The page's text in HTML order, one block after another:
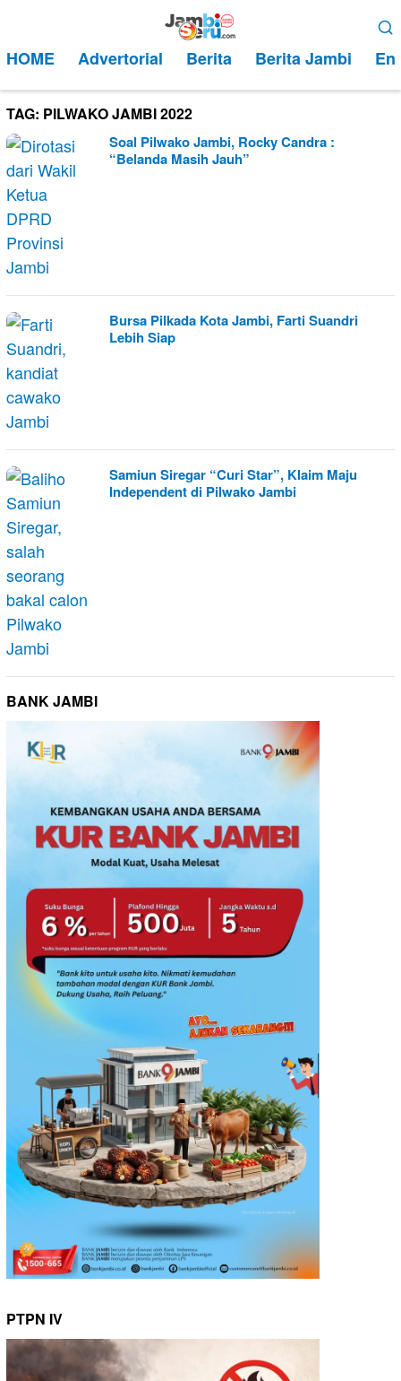
kontenMobile
HOME Advertorial Berita Berita Jambi
TAG: PILWAKO JAMBI 2022
Soal Pilwako Jambi, Rocky Candra :
“Belanda Masih Jauh”
Bursa Pilkada Kota Jambi, Farti Suandri
Lebih Siap
Samiun Siregar “Curi Star”, Klaim Maju
Independent di Pilwako Jambi
BANK JAMBI
PTPN IV